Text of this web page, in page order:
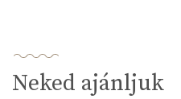
Neked ajánljuk